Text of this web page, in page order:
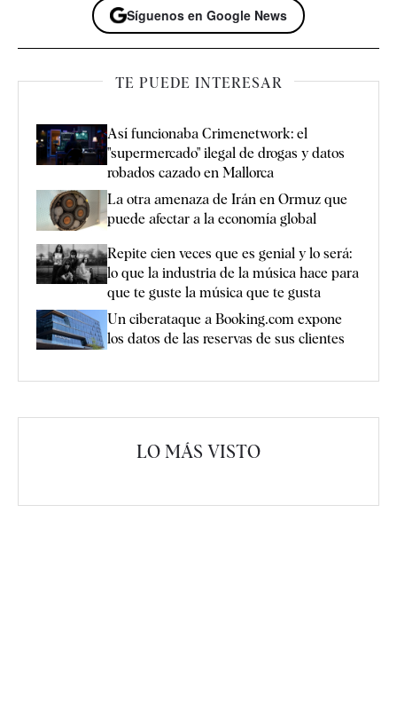
Síguenos en Google News
TE PUEDE INTERESAR
Así funcionaba Crimenetwork: el
"supermercado" ilegal de drogas y datos
robados cazado en Mallorca
La otra amenaza de Irán en Ormuz que
puede afectar a la economía global
Repite cien veces que es genial y lo será:
lo que la industria de la música hace para
que te guste la música que te gusta
Un ciberataque a Booking.com expone
los datos de las reservas de sus clientes
LO MÁS VISTO